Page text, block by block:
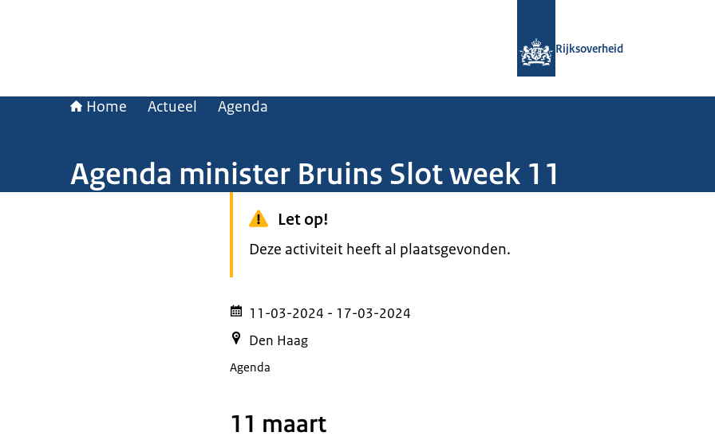
Rijksoverheid
Home Actueel Agenda
Agenda minister Bruins Slot week 11
Let op!
Deze activiteit heeft al plaatsgevonden.
11-03-2024 - 17-03-2024
Den Haag
Agenda
11 maart